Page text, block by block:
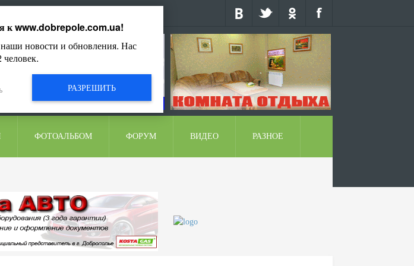
ФОТОАЛЬБОМ ФОРУМ ВИДЕО РАЗНОЕ
кwww.dobrepole.com.ua!
новости и обновления. Нас
человек.
РАЗРЕШИТЬ